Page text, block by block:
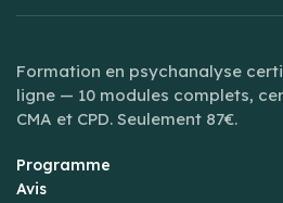
Formation en psychanalyse
ligne — 10 modules complets,
CMA et CPD. Seulement 87€.
Programme
Avis